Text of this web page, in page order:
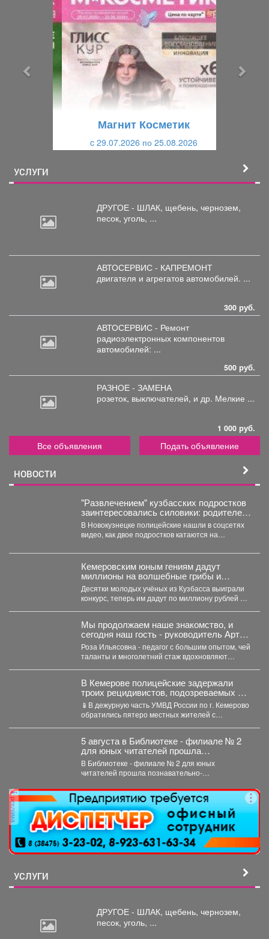
Магнит Косметик
c 29.07.2026 по 25.08.2026
УСЛУГИ
ДРУГОЕ - ШЛАК, щебень, чернозем,
песок, уголь, ...
АВТОСЕРВИС - КАПРЕМОНТ
двигателя и агрегатов автомобилей. ...
300 руб.
АВТОСЕРВИС - Ремонт
радиоэлектронных компонентов
автомобилей: ...
500 руб.
РАЗНОЕ - ЗАМЕНА
розеток, выключателей, и др. Мелкие ...
1 000 руб.
Все объявления Подать объявление
НОВОСТИ
"Развлечением" кузбасских подростков
заинтересовались силовики: родителей
вызвали в полицию
В Новокузнецке полицейские нашли в соцсетях
видео, как двое подростков катаются на
Кемеровским юным гениям дадут
миллионы на волшебные грибы и
чудных птиц
Десятки молодых учёных из Кузбасса выиграли
конкурс, теперь им дадут по миллиону рублей на
Мы продолжаем наше знакомство, и
сегодня наш гость - руководитель Арт-
студии «Просто интересно» - Некрасова
Роза Ильясовна.
Роза Ильясовна - педагог с большим опытом, чей
таланты и многолетний стаж вдохновляют
В Кемерове полицейские задержали
троих рецидивистов, подозреваемых в
совершении серии краж
📱В дежурную часть УМВД России по г. Кемерово
обратились пятеро местных жителей с
5 августа в Библиотеке - филиале № 2
для юных читателей прошла
познавательно-развлекательная
программа к Международному дню
светофора
В Библиотеке - филиале № 2 для юных
читателей прошла познавательно-
дню...
реклама
УСЛУГИ
ДРУГОЕ - ШЛАК, щебень, чернозем,
песок, уголь, ...